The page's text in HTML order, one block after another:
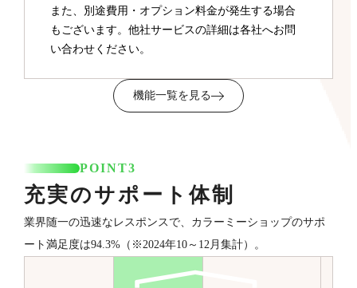
また、別途費用・オプション料金が発生する場合
もございます。他社サービスの詳細は各社へお問
い合わせください。
機能一覧を見る
POINT3
充実のサポート体制
業界随一の迅速なレスポンスで、カラーミーショップのサポ
ート満足度は94.3%（※2024年10～12月集計）。